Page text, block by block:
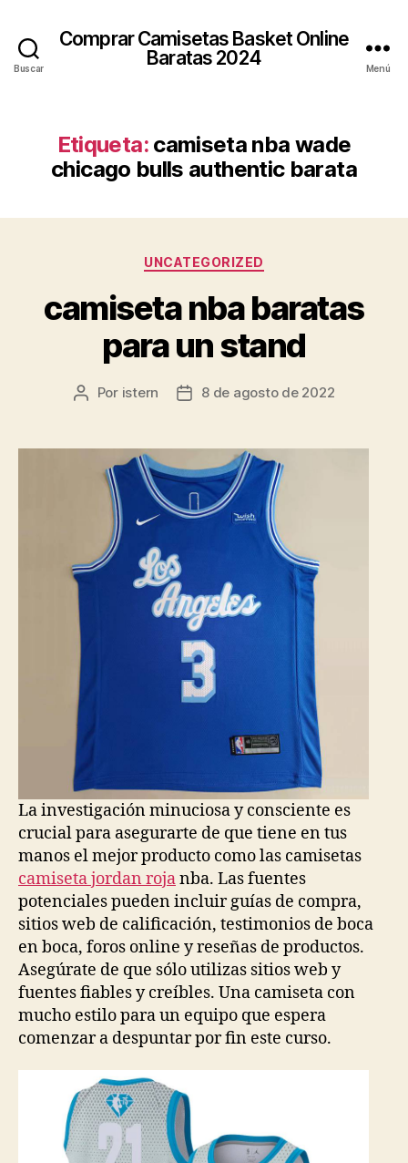
Buscar
Comprar Camisetas Basket Online
Baratas 2024
Menú
Etiqueta: camiseta nba wade
chicago bulls authentic barata
Categorías
UNCATEGORIZED
camiseta nba baratas
para un stand
Autor
entrada
Por istern
Fecha
entrada
8 de agosto de 2022
La investigación minuciosa y consciente es
crucial para asegurarte de que tiene en tus
manos el mejor producto como las camisetas
camiseta jordan rojanba. Las fuentes
potenciales pueden incluir guías de compra,
sitios web de calificación, testimonios de boca
en boca, foros online y reseñas de productos.
Asegúrate de que sólo utilizas sitios web y
fuentes fiables y creíbles. Una camiseta con
mucho estilo para un equipo que espera
comenzar a despuntar por fin este curso.